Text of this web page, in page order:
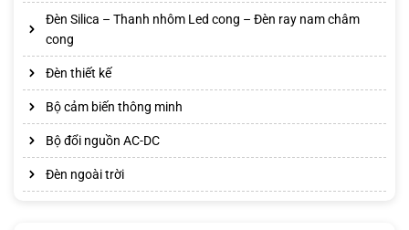
Đèn Silica – Thanh nhôm Led cong – Đèn ray nam châm
cong
Đèn thiết kế
Bộ cảm biến thông minh
Bộ đổi nguồn AC-DC
Đèn ngoài trời